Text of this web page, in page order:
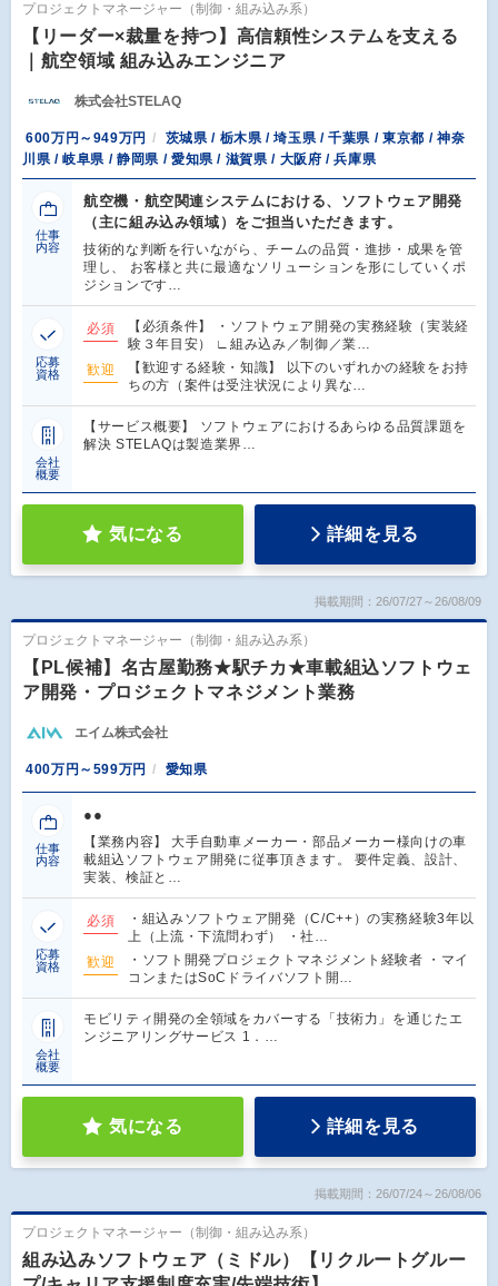
プロジェクトマネージャー（制御・組み込み系）
【リーダー×裁量を持つ】高信頼性システムを支える
｜航空領域 組み込みエンジニア
株式会社STELAQ
600万円～949万円
茨城県 / 栃木県 / 埼玉県 / 千葉県 / 東京都 / 神奈
川県 / 岐阜県 / 静岡県 / 愛知県 / 滋賀県 / 大阪府 / 兵庫県
仕事
内容
航空機・航空関連システムにおける、ソフトウェア開発
（主に組み込み領域）をご担当いただきます。
技術的な判断を行いながら、チームの品質・進捗・成果を管
理し、 お客様と共に最適なソリューションを形にしていくポ
ジションです…
応募
資格
必須
【必須条件】 ・ソフトウェア開発の実務経験（実装経
験３年目安） ∟組み込み／制御／業…
歓迎
【歓迎する経験・知識】 以下のいずれかの経験をお持
ちの方（案件は受注状況により異な…
会社
概要
【サービス概要】 ソフトウェアにおけるあらゆる品質課題を
解決 STELAQは製造業界…
気になる 詳細を見る
掲載期間：26/07/27～26/08/09
プロジェクトマネージャー（制御・組み込み系）
【PL候補】名古屋勤務★駅チカ★車載組込ソフトウェ
ア開発・プロジェクトマネジメント業務
エイム株式会社
400万円～599万円 愛知県
仕事
内容
●●
【業務内容】 大手自動車メーカー・部品メーカー様向けの車
載組込ソフトウェア開発に従事頂きます。 要件定義、設計、
実装、検証と…
応募
資格
必須
・組込みソフトウェア開発（C/C++）の実務経験3年以
上（上流・下流問わず） ・社…
歓迎
・ソフト開発プロジェクトマネジメント経験者 ・マイ
コンまたはSoCドライバソフト開…
会社
概要
モビリティ開発の全領域をカバーする「技術力」を通じたエ
ンジニアリングサービス 1．…
気になる 詳細を見る
掲載期間：26/07/24～26/08/06
プロジェクトマネージャー（制御・組み込み系）
組み込みソフトウェア（ミドル）【リクルートグルー